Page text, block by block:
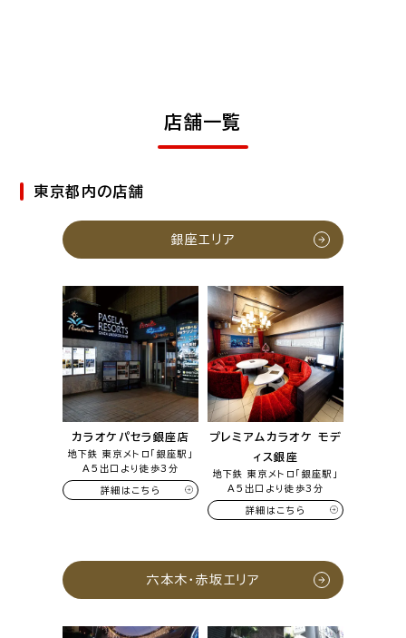
店舗一覧
東京都内の店舗
銀座エリア
カラオケパセラ銀座店
地下鉄 東京メトロ「銀座駅」
A5出口より徒歩3分
詳細はこちら
プレミアムカラオケ モデ
ィス銀座
地下鉄 東京メトロ「銀座駅」
A5出口より徒歩3分
詳細はこちら
六本木・赤坂エリア